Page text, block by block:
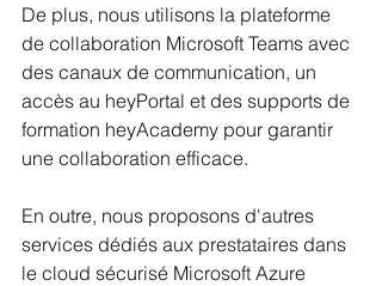
De plus, nous utilisons la plateforme
de collaboration Microsoft Teams avec
des canaux de communication, un
accès au heyPortal et des supports de
formation heyAcademy pour garantir
une collaboration efficace.
En outre, nous proposons d'autres
services dédiés aux prestataires dans
le cloud sécurisé Microsoft Azure